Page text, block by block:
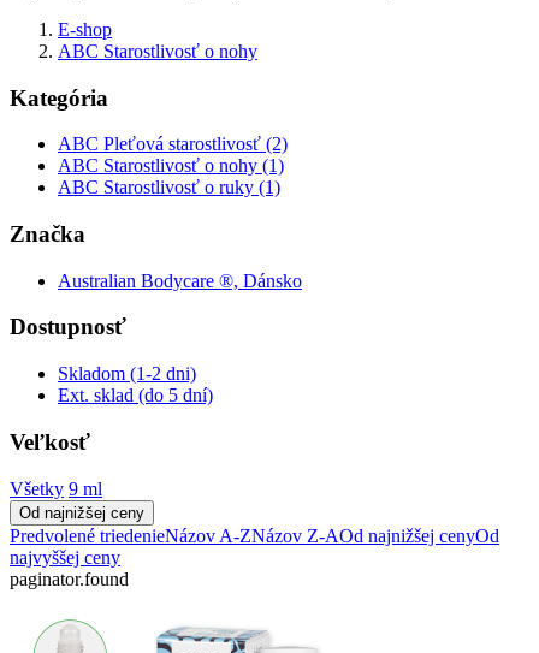
E-shop
ABC Starostlivosť o nohy
Kategória
ABC Pleťová starostlivosť (2)
ABC Starostlivosť o nohy (1)
ABC Starostlivosť o ruky (1)
Značka
Australian Bodycare ®, Dánsko
Dostupnosť
Skladom (1-2 dni)
Ext. sklad (do 5 dní)
Veľkosť
Všetky 9 ml
Od najnižšej ceny
Predvolené triedenieNázov A-ZNázov Z-AOd najnižšej cenyOd
najvyššej ceny
paginator.found